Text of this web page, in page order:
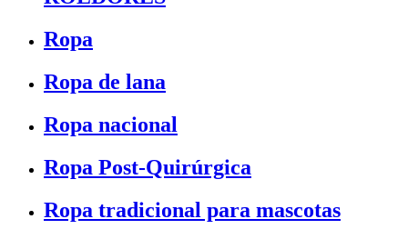
Ropa
Ropa de lana
Ropa nacional
Ropa Post-Quirúrgica
Ropa tradicional para mascotas